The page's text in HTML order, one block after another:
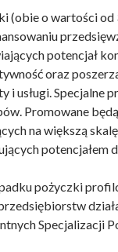
(obie o wartości od
potencjał
oraz
i usługi. Specjalne
Promowane
na większą
potencjałem
pożyczki
Specjalizacji